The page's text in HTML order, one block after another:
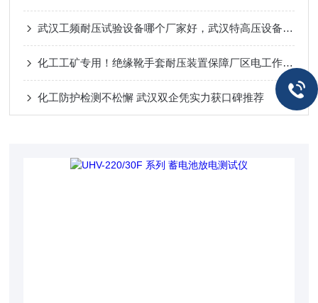
武汉工频耐压试验设备哪个厂家好，武汉特高压设备化工配电检测定制适配分析
化工工矿专用！绝缘靴手套耐压装置保障厂区电工作业安全
化工防护检测不松懈 武汉双企凭实力获口碑推荐